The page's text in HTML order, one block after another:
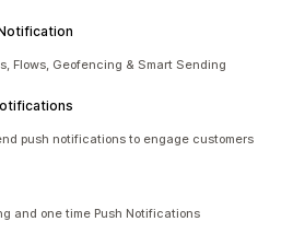
Flows, Geofencing & Smart Sending
push notifications to engage customers
and one time Push Notifications